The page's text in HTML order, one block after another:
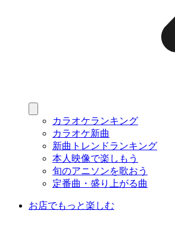
カラオケランキング
カラオケ新曲
新曲トレンドランキング
本人映像で楽しもう
旬のアニソンを歌おう
定番曲・盛り上がる曲
お店でもっと楽しむ